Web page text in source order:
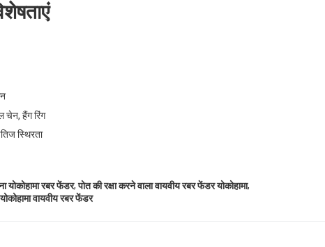
चेन, हैंग रिंग
स्थिरता
योकोहामा रबर फेंडर,पोत की रक्षा करने वाला वायवीय रबर फेंडर योकोहामा,
वायवीय रबर फेंडर